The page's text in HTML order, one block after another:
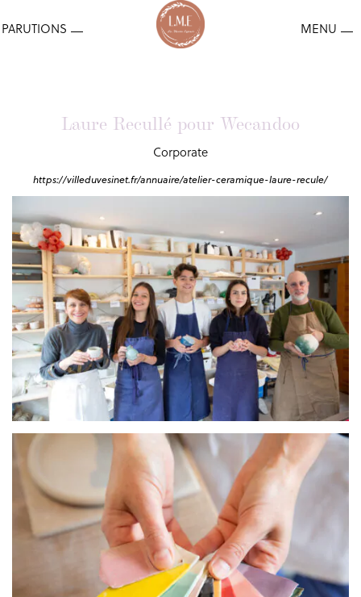
Laure Recullé pour Wecandoo
Corporate
https://villeduvesinet.fr/annuaire/atelier-ceramique-laure-recule/